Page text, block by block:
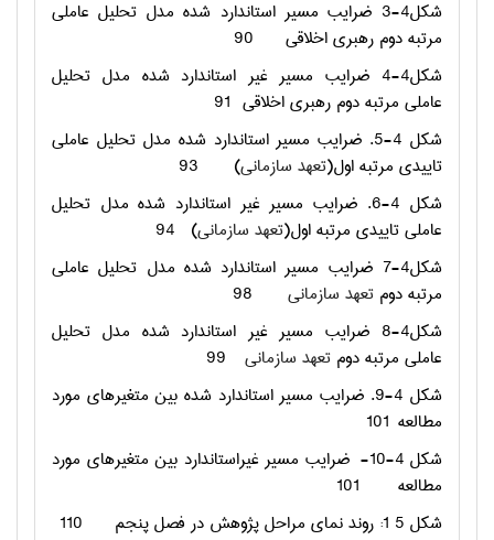
شکل4-3 ضرایب مسیر استاندارد شده مدل تحلیل عاملی
مرتبه دوم رهبری اخلاقی
90
شکل4-4 ضرایب مسیر غیر استاندارد شده مدل تحلیل
عاملی مرتبه دوم رهبری اخلاقی 91
شکل 4-5. ضرایب مسیر استاندارد شده مدل تحلیل عاملی
تاییدی مرتبه اول(تعهد سازمانی)
93
شکل 4-6. ضرایب مسیر غیر استاندارد شده مدل تحلیل
عاملی تاییدی مرتبه اول(تعهد سازمانی)
94
شکل4-7 ضرایب مسیر استاندارد شده مدل تحلیل عاملی
مرتبه دوم تعهد سازمانی
98
شکل4-8 ضرایب مسیر غیر استاندارد شده مدل تحلیل
عاملی مرتبه دوم تعهد سازمانی
99
شکل 4-9. ضرایب مسیر استاندارد شده بین متغیرهای مورد
مطالعه 101
شکل 4-10-
ضرایب مسیر غیراستاندارد بین متغیرهای مورد
مطالعه
101
شکل ‏5 1: روند نمای مراحل پژوهش در فصل پنجم
110